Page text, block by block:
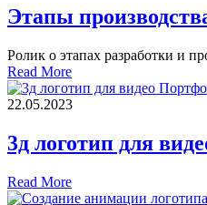
Этапы
Ролик о этапах разработки и
Read More
22.05.2023
3д логотип для
Read More